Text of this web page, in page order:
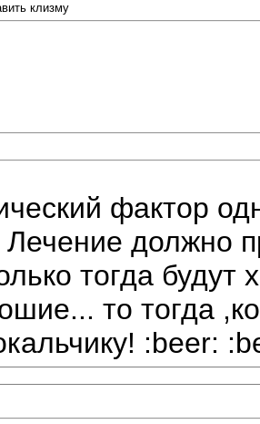
клизму
фактор
Лечение должно
тогда
то тогда
:beer: